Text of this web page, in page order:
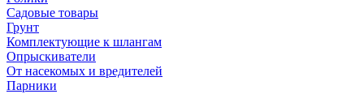
Садовые товары
Грунт
Комплектующие к шлангам
Опрыскиватели
От насекомых и вредителей
Парники